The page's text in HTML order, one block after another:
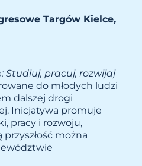
Targów Kielce,
Studiuj, pracuj, rozwijaj
do młodych ludzi
dalszej drogi
Inicjatywa promuje
pracy i rozwoju,
można